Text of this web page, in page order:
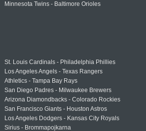
Minnesota Twins - Baltimore Orioles
St. Louis Cardinals - Philadelphia Phillies
Los Angeles Angels - Texas Rangers
Athletics - Tampa Bay Rays
San Diego Padres - Milwaukee Brewers
Arizona Diamondbacks - Colorado Rockies
San Francisco Giants - Houston Astros
Los Angeles Dodgers - Kansas City Royals
Sirius - Brommapojkarna